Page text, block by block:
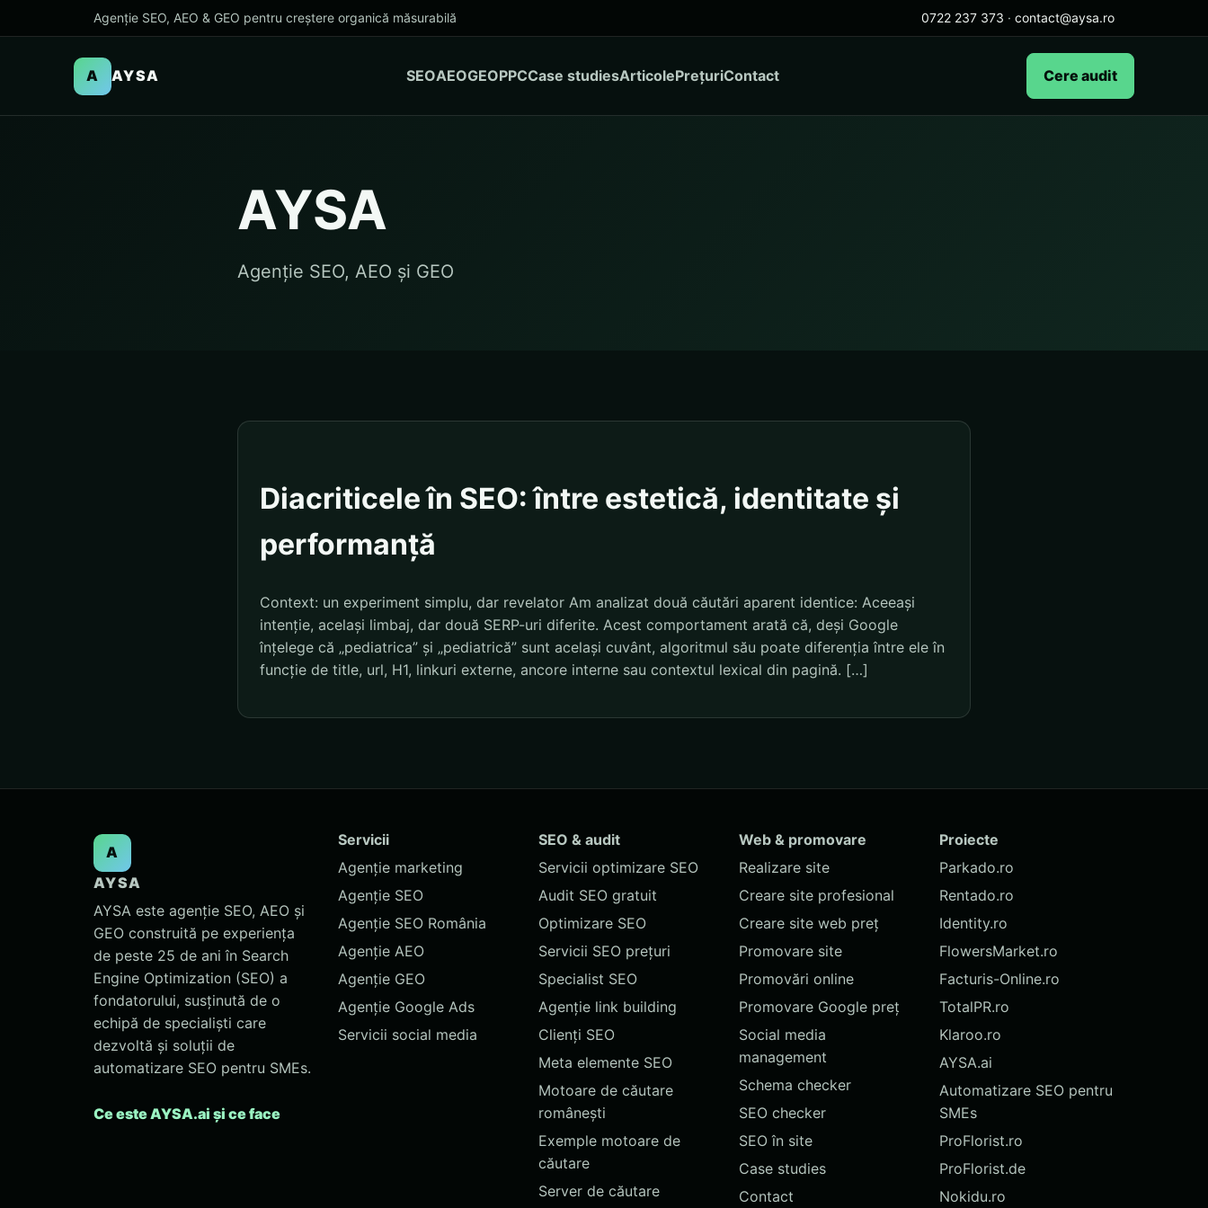
Agenție SEO, AEO & GEO pentru creștere organică măsurabilă 0722 237 373 · contact@aysa.ro
A AYSA SEOAEOGEOPPCCase studiesArticolePrețuriContact Cere audit
AYSA
Agenție SEO, AEO și GEO
Diacriticele în SEO: între estetică, identitate și
performanță
Context: un experiment simplu, dar revelator Am analizat două căutări aparent identice: Aceeași
intenție, același limbaj, dar două SERP-uri diferite. Acest comportament arată că, deși Google
înțelege că „pediatrica” și „pediatrică” sunt același cuvânt, algoritmul său poate diferenția între ele în
funcție de title, url, H1, linkuri externe, ancore interne sau contextul lexical din pagină. […]
A
AYSA
AYSA este agenție SEO, AEO și
GEO construită pe experiența
de peste 25 de ani în Search
Engine Optimization (SEO) a
fondatorului, susținută de o
echipă de specialiști care
dezvoltă și soluții de
automatizare SEO pentru SMEs.
Ce este AYSA.ai și ce face
Servicii
Agenție marketing
Agenție SEO
Agenție SEO România
Agenție AEO
Agenție GEO
Agenție Google Ads
Servicii social media
SEO & audit
Servicii optimizare SEO
Audit SEO gratuit
Optimizare SEO
Servicii SEO prețuri
Specialist SEO
Agenție link building
Clienți SEO
Meta elemente SEO
Motoare de căutare
românești
Exemple motoare de
căutare
Server de căutare
Web & promovare
Realizare site
Creare site profesional
Creare site web preț
Promovare site
Promovări online
Promovare Google preț
Social media
management
Schema checker
SEO checker
SEO în site
Case studies
Contact
Proiecte
Parkado.ro
Rentado.ro
Identity.ro
FlowersMarket.ro
Facturis-Online.ro
TotalPR.ro
Klaroo.ro
AYSA.ai
Automatizare SEO pentru
SMEs
ProFlorist.ro
ProFlorist.de
Nokidu.ro